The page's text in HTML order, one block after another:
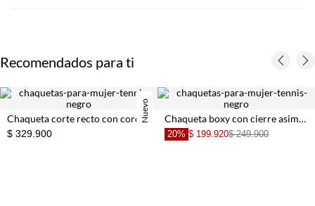
Recomendados para ti
Nuevo
Chaqueta corte recto con cordones dorados de algodón negro para mujer Chaqueta boxy con cierre asimétrico de botones metálicos en algodón negro para mujer
$ 249.900 30% $ 230.930